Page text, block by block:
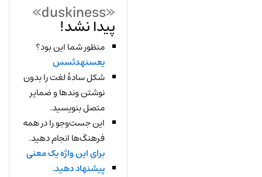
«duskiness»
پیدا نشد!
منظور شما این بود؟
یعسنهدثسس
شکل سادهٔ لغت را بدون
نوشتن وندها و ضمایر
متصل بنویسید.
این جست‌وجو را در همه
فرهنگ‌ها انجام دهید.
برای این واژه یک معنی
پیشنهاد دهید.